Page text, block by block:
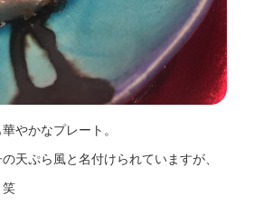
やかなプレート。
天ぷら風と名付けられていますが、